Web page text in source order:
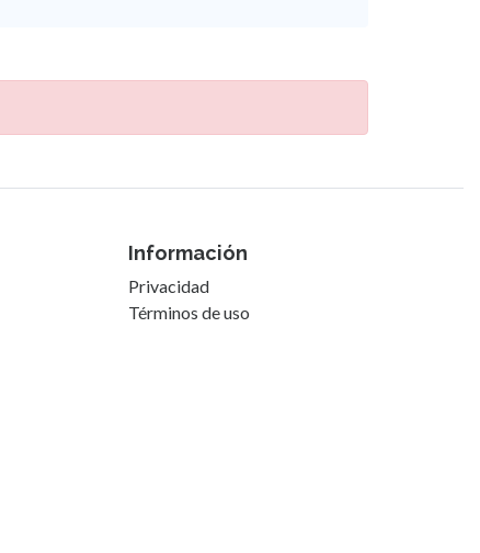
Información
Privacidad
Términos de uso